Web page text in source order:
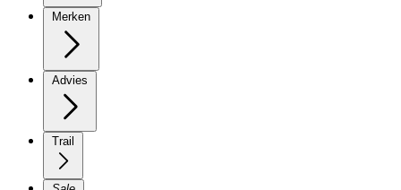
Merken
Advies
Trail